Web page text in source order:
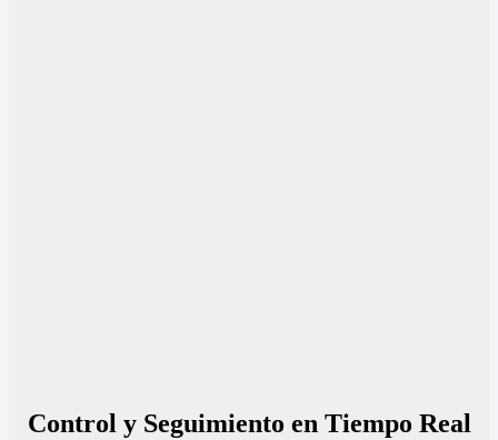
Control y Seguimiento en Tiempo Real